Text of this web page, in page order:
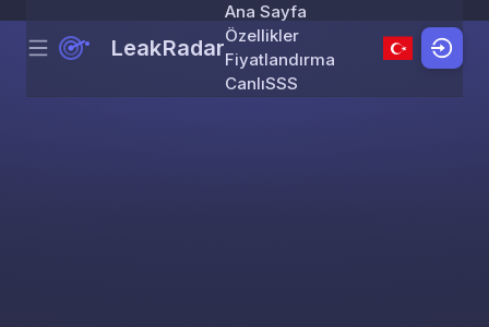
Skip to content
Menu LeakRadar
Ana Sayfa
Özellikler
Fiyatlandırma
CanlıSSS